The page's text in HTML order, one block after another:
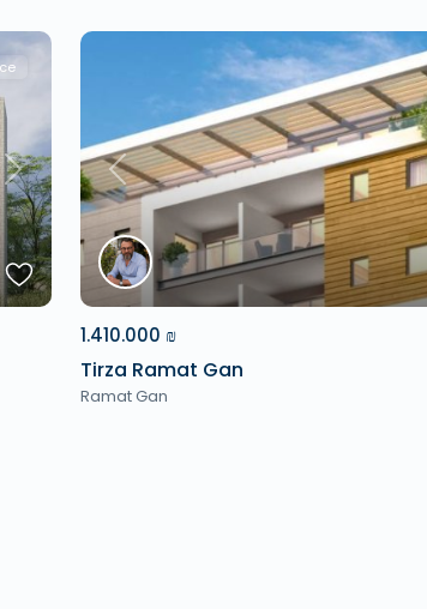
Next Previous
1.410.000 ₪
Tirza Ramat Gan
Ramat Gan